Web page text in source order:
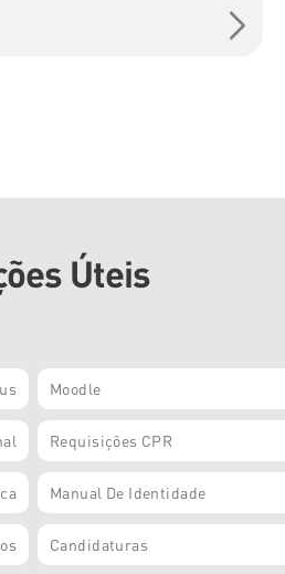
Úteis
Moodle
Requisições CPR
Manual De Identidade
Candidaturas